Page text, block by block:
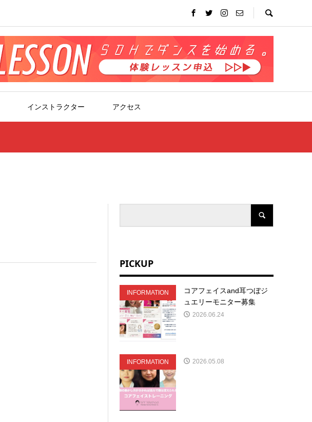
インストラクター アクセス
PICKUP
INFORMATION
コアフェイスand耳つぼジ
ュエリーモニター募集
2026.06.24
INFORMATION 2026.05.08